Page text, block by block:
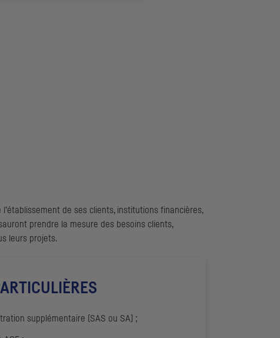
de ses clients, institutions financières,
prendre la mesure des besoins clients,
leurs projets.
supplémentaire (SAS ou SA) ;